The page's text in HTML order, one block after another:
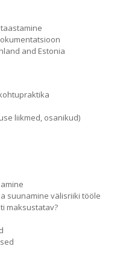
and Estonia
liikmed, osanikud)
suunamine välisriiki tööle
maksustatav?